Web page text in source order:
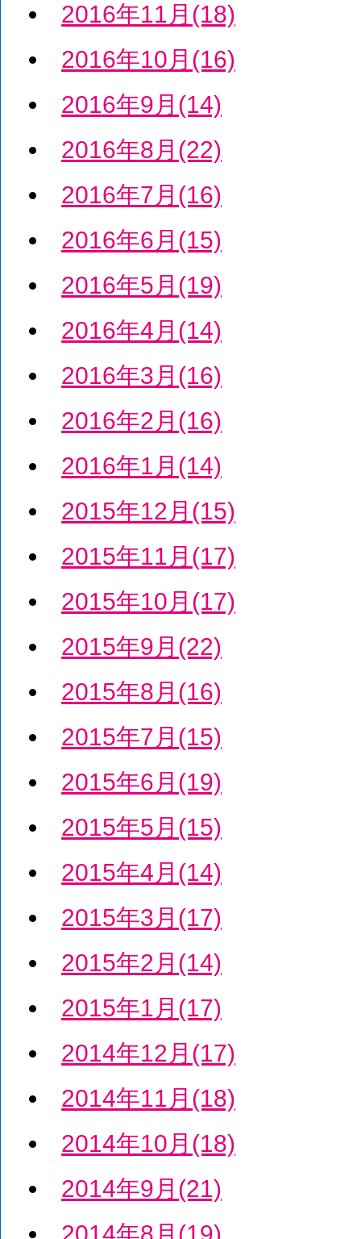
2016年11月(18)
2016年10月(16)
2016年9月(14)
2016年8月(22)
2016年7月(16)
2016年6月(15)
2016年5月(19)
2016年4月(14)
2016年3月(16)
2016年2月(16)
2016年1月(14)
2015年12月(15)
2015年11月(17)
2015年10月(17)
2015年9月(22)
2015年8月(16)
2015年7月(15)
2015年6月(19)
2015年5月(15)
2015年4月(14)
2015年3月(17)
2015年2月(14)
2015年1月(17)
2014年12月(17)
2014年11月(18)
2014年10月(18)
2014年9月(21)